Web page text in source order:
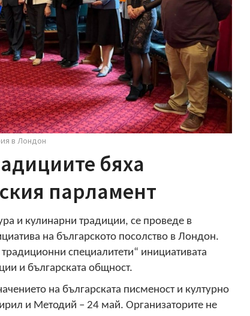
в Лондон
бяха
парламент
и кулинарни традиции, се проведе в
на българското посолство в Лондон.
специалитети“ инициативата
и българската общност.
на българската писменост и културно
и Методий – 24 май. Организаторите не